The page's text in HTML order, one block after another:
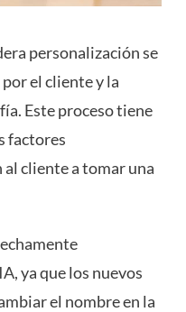
personalización se
por el cliente y la
Este proceso tiene
factores
cliente a tomar una
IA, ya que los nuevos
el nombre en la